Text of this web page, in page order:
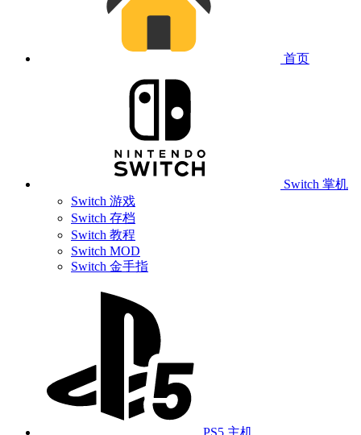
首页
Switch 掌机
Switch 游戏
Switch 存档
Switch 教程
Switch MOD
Switch 金手指